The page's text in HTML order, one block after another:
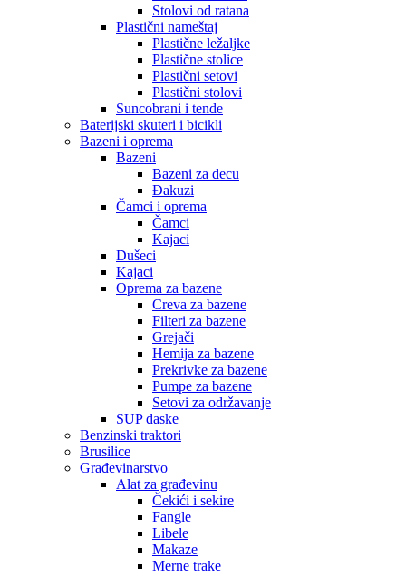
Stolovi od ratana
Plastični nameštaj
Plastične ležaljke
Plastične stolice
Plastični setovi
Plastični stolovi
Suncobrani i tende
Baterijski skuteri i bicikli
Bazeni i oprema
Bazeni
Bazeni za decu
Đakuzi
Čamci i oprema
Čamci
Kajaci
Dušeci
Kajaci
Oprema za bazene
Creva za bazene
Filteri za bazene
Grejači
Hemija za bazene
Prekrivke za bazene
Pumpe za bazene
Setovi za održavanje
SUP daske
Benzinski traktori
Brusilice
Građevinarstvo
Alat za građevinu
Čekići i sekire
Fangle
Libele
Makaze
Merne trake